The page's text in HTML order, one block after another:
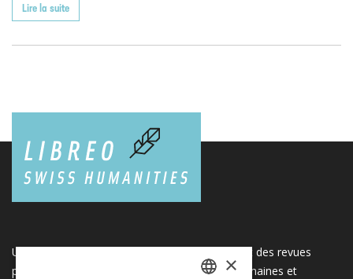
Lire la suite
Une plateforme unique regroupant des livres et des revues
publiés par les éditeurs suisses de sciences humaines et
×